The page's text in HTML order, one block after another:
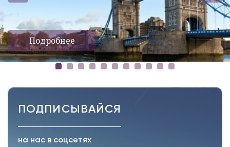
Подробнее
ПОДПИСЫВАЙСЯ
на нас в соцсетях